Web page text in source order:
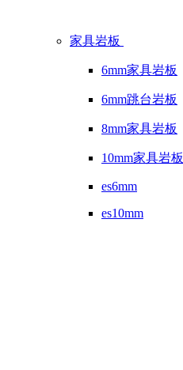
家具岩板
6mm家具岩板
6mm跳台岩板
8mm家具岩板
10mm家具岩板
es6mm
es10mm